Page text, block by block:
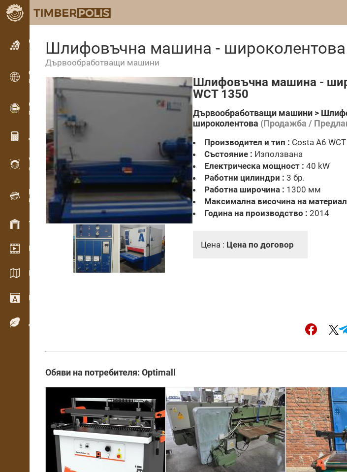
Обявления
Текстови обяви
Обявления
Международни обяви
OPTI-TIMB
Модели на рязане
Дървообработващи калкулатори
WoodProfi
Обем на дървесината с ИИ
Рекордер
Инвентаризация на дървесина на терен
Управление на склад
Видео галерия
Каталози / Брошури
Речник
Дървесни видове
Шлифовъчна машина - широколентова
Дървообработващи машини
Шлифовъчна машина -
WCT 1350
Дървообработващи машини >
широколентова (Продажба /
Производител и тип : Costa A6
Състояние : Използвана
Електрическа мощност : 40 kW
Работни цилиндри : 3 бр.
Работна широчина : 1300 мм
Максимална височина на
Година на производство : 2014
Цена : Цена по договор
Обяви на потребителя: Optimall